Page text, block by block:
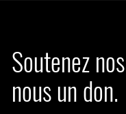
Soutenez
nous un don.